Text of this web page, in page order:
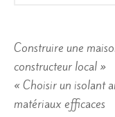
Navigation
de
l’article
Construire une
constructeur local »
« Choisir un isolant
matériaux efficaces